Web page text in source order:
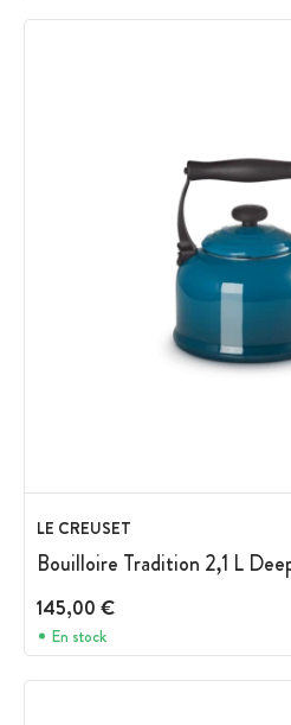
LE CREUSET
Bouilloire Tradition 2,1 L
145,00 €
En stock